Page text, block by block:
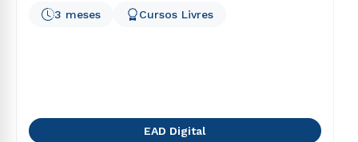
3 meses Cursos Livres
EAD Digital